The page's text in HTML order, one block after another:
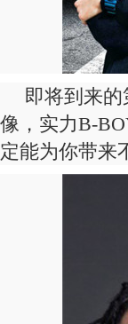
即将到来
像，实力B-
定能为你带来